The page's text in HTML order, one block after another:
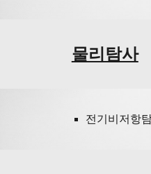
물리탐사
전기비저항